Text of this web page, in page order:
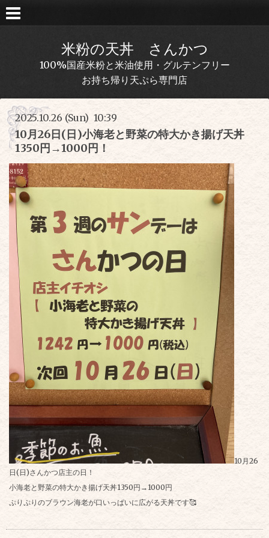
米粉の天丼 さんかつ
100%国産米粉と米油使用・グルテンフリー
お持ち帰り天ぷら専門店
2025.10.26 (Sun) 10:39
10月26日(日)小海老と野菜の特大かき揚げ天丼
1350円→1000円！
10月26
日(日)さんかつ店主の日！
小海老と野菜の特大かき揚げ天丼1350円→1000円
ぷりぷりのブラウン海老が口いっぱいに広がる天丼です🥰